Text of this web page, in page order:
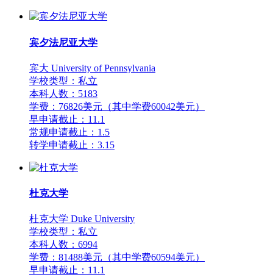
宾夕法尼亚大学
宾大 University of Pennsylvania
学校类型：私立
本科人数：5183
学费：76826美元（其中学费60042美元）
早申请截止：11.1
常规申请截止：1.5
转学申请截止：3.15
杜克大学
杜克大学 Duke University
学校类型：私立
本科人数：6994
学费：81488美元（其中学费60594美元）
早申请截止：11.1